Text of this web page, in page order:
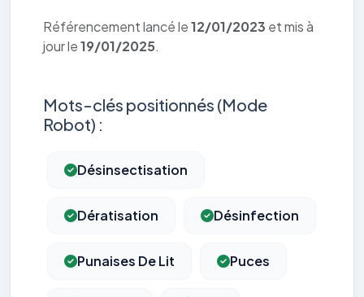
Référencement lancé le12/01/2023 et mis à
jour le19/01/2025.
Mots-clés positionnés (Mode
Robot) :
Désinsectisation
Dératisation Désinfection
Punaises De Lit Puces